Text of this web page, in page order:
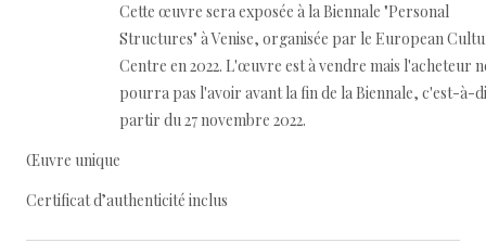
Cette œuvre sera exposée à la Biennale "Personal
Structures" à Venise, organisée par le European
Centre en 2022. L'œuvre est à vendre mais l'acheteur
pourra pas l'avoir avant la fin de la Biennale, c'est-à-
partir du 27 novembre 2022.
Œuvre unique
Certificat d’authenticité inclus